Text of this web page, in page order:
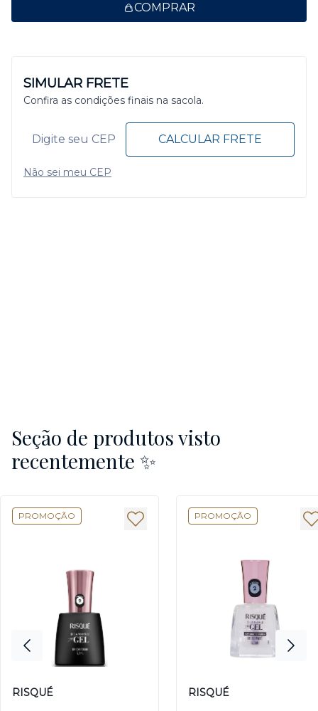
COMPRAR
SIMULAR FRETE
Confira as condições finais na sacola.
CALCULAR FRETE
Não sei meu CEP
Seção de produtos visto
recentemente ✨
PROMOÇÃO
RISQUÉ
PROMOÇÃO
RISQUÉ